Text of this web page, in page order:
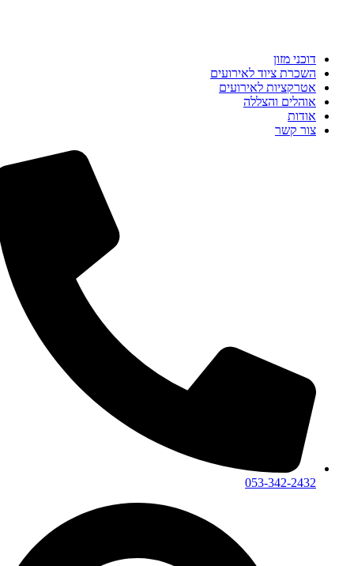
דוכני מזון
השכרת ציוד לאירועים
אטרקציות לאירועים
אוהלים והצללה
אודות
צור קשר
053-342-2432